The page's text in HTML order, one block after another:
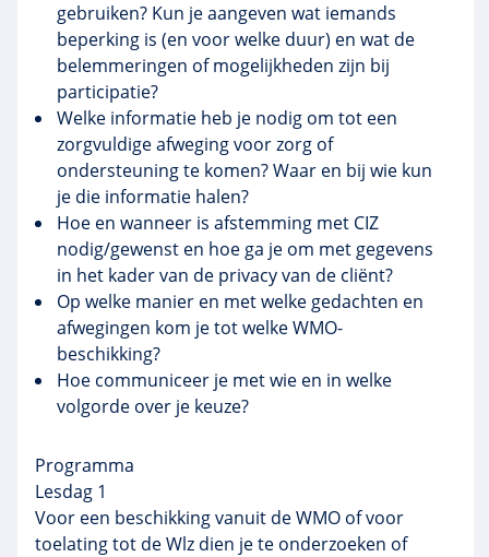
gebruiken? Kun je aangeven wat iemands
beperking is (en voor welke duur) en wat de
belemmeringen of mogelijkheden zijn bij
participatie?
Welke informatie heb je nodig om tot een
zorgvuldige afweging voor zorg of
ondersteuning te komen? Waar en bij wie kun
je die informatie halen?
Hoe en wanneer is afstemming met CIZ
nodig/gewenst en hoe ga je om met gegevens
in het kader van de privacy van de cliënt?
Op welke manier en met welke gedachten en
afwegingen kom je tot welke WMO-
beschikking?
Hoe communiceer je met wie en in welke
volgorde over je keuze?
Programma
Lesdag 1
Voor een beschikking vanuit de WMO of voor
toelating tot de Wlz dien je te onderzoeken of